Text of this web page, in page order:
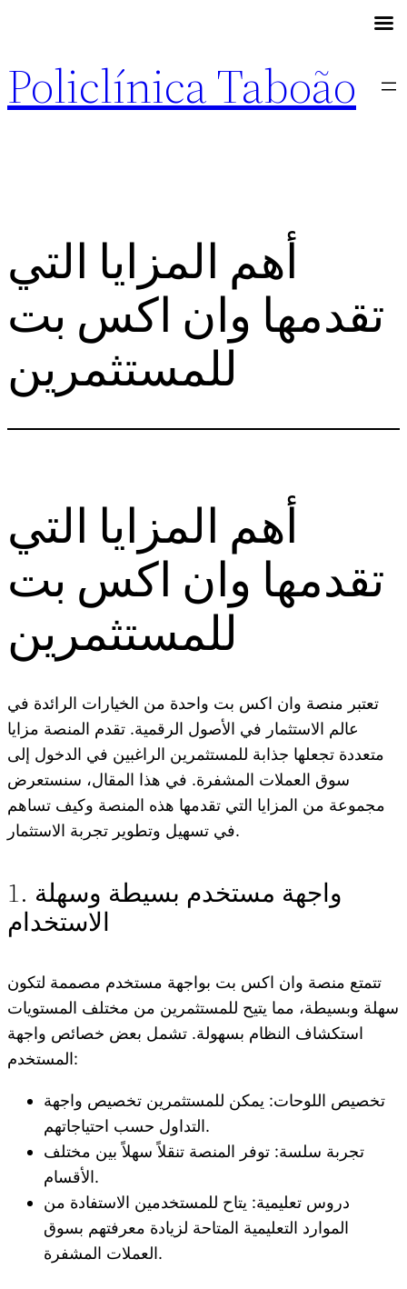
Policlínica Taboão
أهم المزايا التي
تقدمها وان اكس بت
للمستثمرين
أهم المزايا التي
تقدمها وان اكس بت
للمستثمرين
تعتبر منصة وان اكس بت واحدة من الخيارات الرائدة في
عالم الاستثمار في الأصول الرقمية. تقدم المنصة مزايا
متعددة تجعلها جذابة للمستثمرين الراغبين في الدخول إلى
سوق العملات المشفرة. في هذا المقال، سنستعرض
مجموعة من المزايا التي تقدمها هذه المنصة وكيف تساهم
في تسهيل وتطوير تجربة الاستثمار.
1. واجهة مستخدم بسيطة وسهلة
الاستخدام
تتمتع منصة وان اكس بت بواجهة مستخدم مصممة لتكون
سهلة وبسيطة، مما يتيح للمستثمرين من مختلف المستويات
استكشاف النظام بسهولة. تشمل بعض خصائص واجهة
المستخدم:
تخصيص اللوحات: يمكن للمستثمرين تخصيص واجهة
التداول حسب احتياجاتهم.
تجربة سلسة: توفر المنصة تنقلاً سهلاً بين مختلف
الأقسام.
دروس تعليمية: يتاح للمستخدمين الاستفادة من
الموارد التعليمية المتاحة لزيادة معرفتهم بسوق
العملات المشفرة.